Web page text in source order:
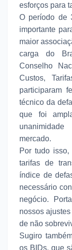
esforços para
O período de
importante
maior
carga do
Conselho
Custos,
participaram
técnico da
que foi
mercado.
Por tudo
tarifas de
índice de
necessário
negócio.
nossos
de não
Sugiro
os BIDs, que